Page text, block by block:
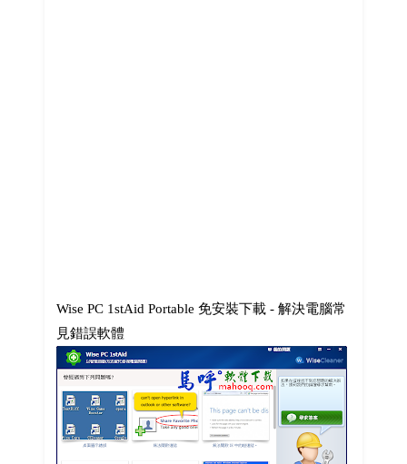
Wise PC 1stAid Portable 免安裝下載 - 解決電腦常
見錯誤軟體